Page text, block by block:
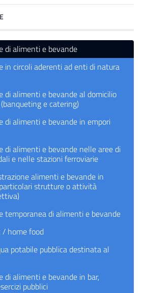
di alimenti e bevande
in circoli aderenti ad enti di natura
di alimenti e bevande al domicilio
e catering)
di alimenti e bevande in empori
di alimenti e bevande nelle aree di
e nelle stazioni ferroviarie
alimenti e bevande in
strutture o attività
temporanea di alimenti e bevande
home food
potabile pubblica destinata al
di alimenti e bevande in bar,
pubblici